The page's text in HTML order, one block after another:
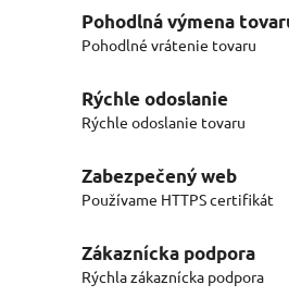
Pohodlná výmena
Pohodlné vrátenie tovaru
Rýchle odoslanie
Rýchle odoslanie tovaru
Zabezpečený web
Používame HTTPS certifikát
Zákaznícka podpora
Rýchla zákaznícka podpora